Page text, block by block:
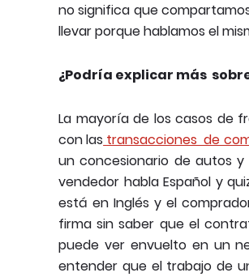
no significa que
llevar porque hablamos el
¿Podría explicar más
La mayoría de los casos de
con las transacciones de
un concesionario de autos
vendedor habla Español y
está en Inglés y el
firma sin saber que el
puede ver envuelto en un
entender que el trabajo de